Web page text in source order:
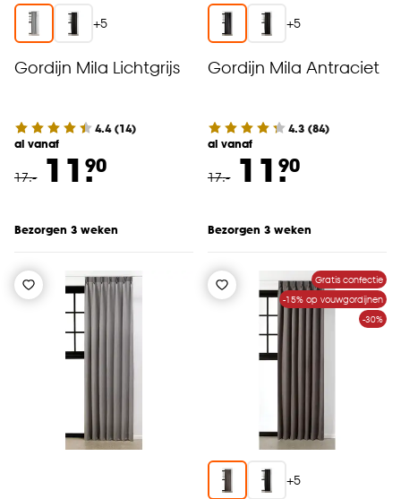
+5
Gordijn Mila Lichtgrijs
4.4(14)
al vanaf
17.- 11.90
Bezorgen 3 weken
+5
Gordijn Mila Antraciet
4.3 (84)
al vanaf
17.- 11.90
Bezorgen 3 weken
Gratis confectie
-15% op vouwgordijnen
-30%
+5